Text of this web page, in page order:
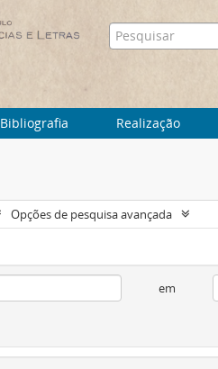
Bibliografia Realização
Opções de pesquisa avançada
em